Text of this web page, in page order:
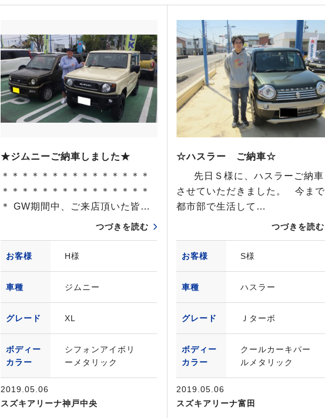
★ジムニーご納車しました★
＊＊＊＊＊＊＊＊＊＊＊＊＊＊＊
＊＊＊＊＊＊＊＊＊＊＊＊＊＊＊
＊ GW期間中、ご来店頂いた皆…
つづきを読む
お客様 H様
車種 ジムニー
グレード XL
ボディー
カラー
シフォンアイボリ
ーメタリック
2019.05.06
スズキアリーナ神戸中央
☆ハスラー ご納車☆
先日Ｓ様に、ハスラーご納車
させていただきました。 今まで
都市部で生活して…
つづきを読む
お客様 S様
車種 ハスラー
グレード Ｊターボ
ボディー
カラー
クールカーキパー
ルメタリック
2019.05.06
スズキアリーナ富田